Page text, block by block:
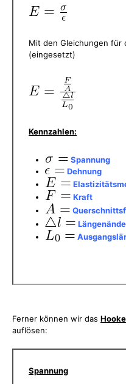
Mit den Gleichungen für
(eingesetzt)
Kennzahlen:
Spannung
Dehnung
Kraft
Ferner können wir das
auflösen:
Spannung